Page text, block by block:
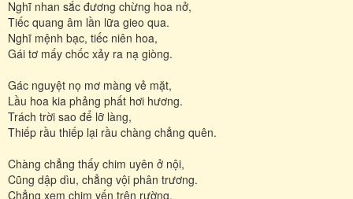
Nghĩ nhan sắc đương chừng hoa nở,
Tiếc quang âm lần lữa gieo qua.
Nghĩ mệnh bạc, tiếc niên hoa,
Gái tơ mấy chốc xảy ra nạ giòng.
Gác nguyệt nọ mơ màng vẻ mặt,
Lầu hoa kia phảng phất hơi hương.
Trách trời sao để lỡ làng,
Thiếp rầu thiếp lại rầu chàng chẳng quên.
Chàng chẳng thấy chim uyên ở nội,
Cũng dập dìu, chẳng vội phân trương.
Chẳng xem chim yến trên rường,